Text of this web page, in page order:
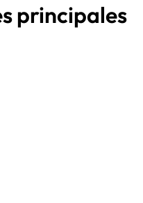
principales